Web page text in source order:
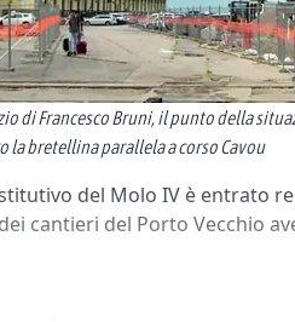
di Francesco Bruni, il punto della
la bretellina parallela a corso Cavou
del Molo IV è entrato
cantieri del Porto Vecchio